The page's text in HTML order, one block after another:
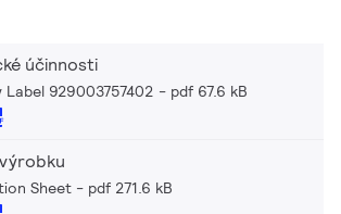
účinnosti
Label 929003757402 pdf 67.6 kB
Sheet pdf 271.6 kB